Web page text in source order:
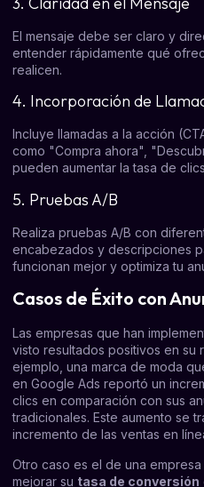
El mensaje debe ser claro y
entender rápidamente qué
realicen.
4. Incorporación de
Incluye llamadas a la acción
como "Compra ahora",
pueden aumentar la tasa de
5. Pruebas A/B
Realiza pruebas A/B con
encabezados y descripciones
funcionan mejor y optimiza tu
Casos de Éxito con
Las empresas que han
visto resultados positivos en su
ejemplo, una marca de moda
en Google Ads reportó un
clics en comparación con sus
tradicionales. Este aumento se
incremento de las ventas en
Otro caso es el de una
mejorar su tasa de conversión